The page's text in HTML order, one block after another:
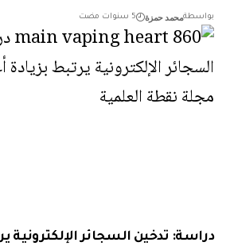
محمد حمزة 5 سنوات مضت
تدخين السجائر الإلكترونية يرتبط